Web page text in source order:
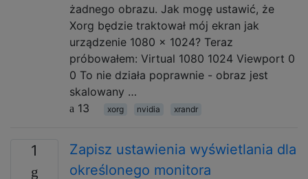
żadnego obrazu. Jak mogę ustawić, że
Xorg będzie traktował mój ekran jak
urządzenie 1080 x 1024? Teraz
próbowałem: Virtual 1080 1024 Viewport 0
0 To nie działa poprawnie - obraz jest
skalowany …
13
xorg nvidia xrandr
1
Zapisz ustawienia wyświetlania dla
określonego monitora